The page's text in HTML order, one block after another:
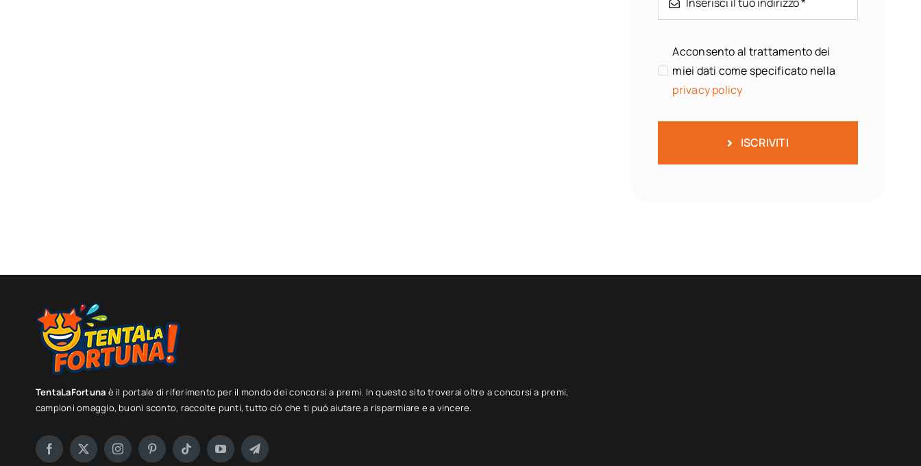
Acconsento al trattamento dei
miei dati come specificato nella
privacy policy
ISCRIVITI
TentaLaFortuna è il portale di riferimento per il mondo dei concorsi a premi. In questo sito troverai oltre a concorsi a premi,
campioni omaggio, buoni sconto, raccolte punti, tutto ciò che ti può aiutare a risparmiare e a vincere.